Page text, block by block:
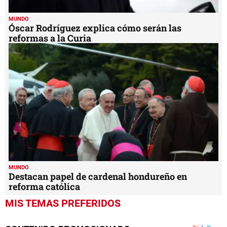
MUNDO
Óscar Rodríguez explica cómo serán las
reformas a la Curia
MUNDO
Destacan papel de cardenal hondureño en
reforma católica
MIS TEMAS PREFERIDOS